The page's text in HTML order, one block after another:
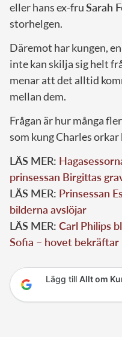
eller hans ex-fruSarah
storhelgen.
Däremot har kungen,
inte kan skilja sig helt
menar att det alltid
mellan dem.
Frågan är hur många
som kung Charles orkar
LÄS MER:
prinsessan Birgittas
LÄS MER: Prinsessan
bilderna avslöjar
LÄS MER: Carl Philips
Sofia – hovet bekräftar
Lägg till Allt om